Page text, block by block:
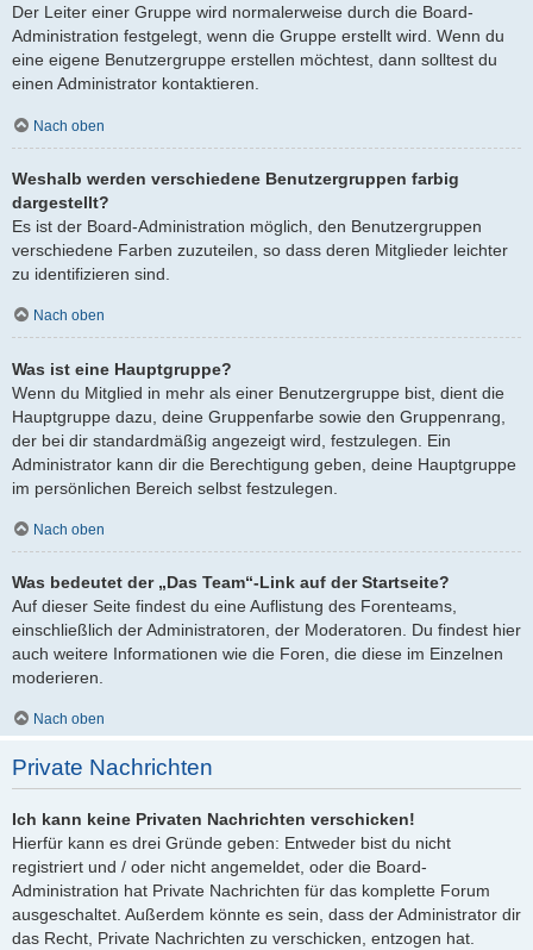
Der Leiter einer Gruppe wird normalerweise durch die Board-
Administration festgelegt, wenn die Gruppe erstellt wird. Wenn du
eine eigene Benutzergruppe erstellen möchtest, dann solltest du
einen Administrator kontaktieren.
Nach oben
Weshalb werden verschiedene Benutzergruppen farbig
dargestellt?
Es ist der Board-Administration möglich, den Benutzergruppen
verschiedene Farben zuzuteilen, so dass deren Mitglieder leichter
zu identifizieren sind.
Nach oben
Was ist eine Hauptgruppe?
Wenn du Mitglied in mehr als einer Benutzergruppe bist, dient die
Hauptgruppe dazu, deine Gruppenfarbe sowie den Gruppenrang,
der bei dir standardmäßig angezeigt wird, festzulegen. Ein
Administrator kann dir die Berechtigung geben, deine Hauptgruppe
im persönlichen Bereich selbst festzulegen.
Nach oben
Was bedeutet der „Das Team“-Link auf der Startseite?
Auf dieser Seite findest du eine Auflistung des Forenteams,
einschließlich der Administratoren, der Moderatoren. Du findest hier
auch weitere Informationen wie die Foren, die diese im Einzelnen
moderieren.
Nach oben
Private Nachrichten
Ich kann keine Privaten Nachrichten verschicken!
Hierfür kann es drei Gründe geben: Entweder bist du nicht
registriert und / oder nicht angemeldet, oder die Board-
Administration hat Private Nachrichten für das komplette Forum
ausgeschaltet. Außerdem könnte es sein, dass der Administrator dir
das Recht, Private Nachrichten zu verschicken, entzogen hat.